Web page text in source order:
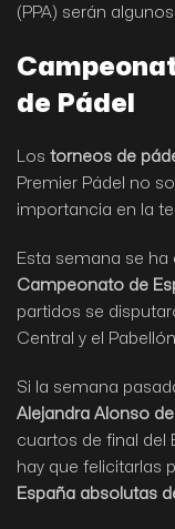
(PPA) serán
de Pádel
Los torneos de
Premier Pádel no
importancia en la
Esta semana se ha
Campeonato de
partidos se
Central y el
Si la semana
Alejandra Alonso
cuartos de final del
hay que felicitarlas
España absolutas